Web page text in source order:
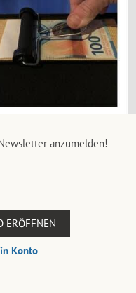
anzumelden!
ERÖFFNEN
Konto